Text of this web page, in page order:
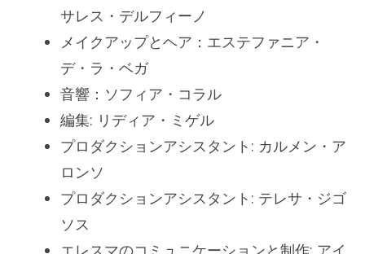
サレス・デルフィーノ
メイクアップとヘア：エステファニア・
デ・ラ・ベガ
音響：ソフィア・コラル
編集: リディア・ミゲル
プロダクションアシスタント: カルメン・ア
ロンソ
プロダクションアシスタント: テレサ・ジゴ
ソス
エレスマのコミュニケーションと制作: アイ